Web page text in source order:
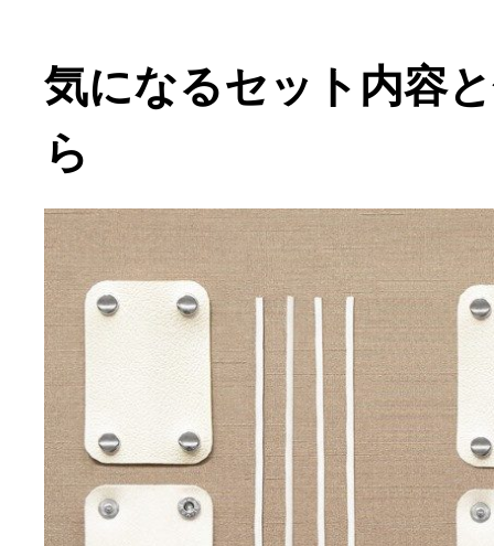
気になるセット内容
ら